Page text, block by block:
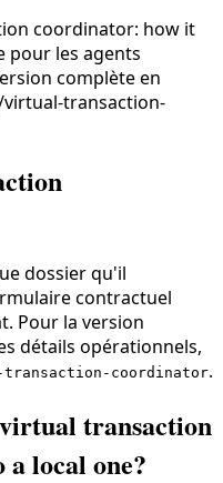
coordinator: how it
pour les agents
complète en
transaction-
dossier qu'il
contractuel
Pour la version
détails opérationnels,
coordinator.
transaction
local one?